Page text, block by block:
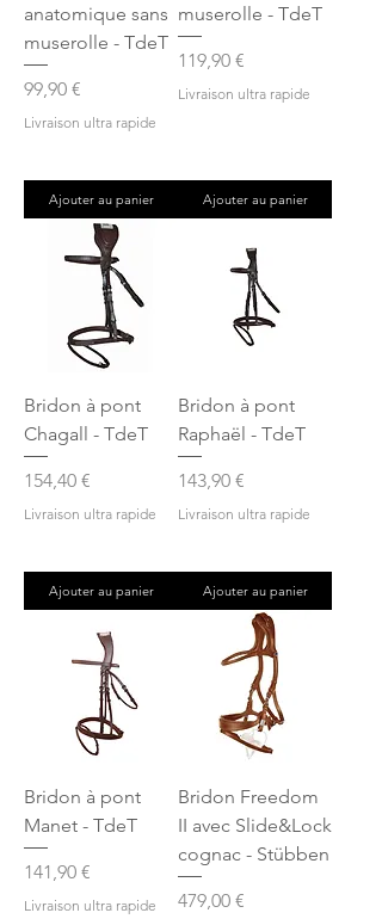
anatomique sans
muserolle - TdeT
Prix
99,90 €
Livraison ultra rapide
Ajouter au panier
muserolle - TdeT
Prix
119,90 €
Livraison ultra rapide
Ajouter au panier
Bridon à pont
Chagall - TdeT
Prix
154,40 €
Livraison ultra rapide
Ajouter au panier
Bridon à pont
Raphaël - TdeT
Prix
143,90 €
Livraison ultra rapide
Ajouter au panier
Bridon à pont
Manet - TdeT
Prix
141,90 €
Livraison ultra rapide
Bridon Freedom
II avec Slide&Lock
cognac - Stübben
Prix
479,00 €